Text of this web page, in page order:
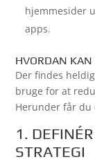
hjemmesider
apps.
HVORDAN
Der findes
bruge for at
Herunder får
1.
STRATEGI